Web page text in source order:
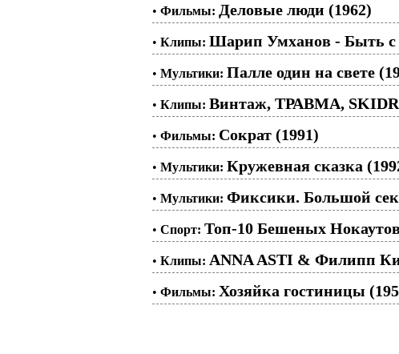
• Фильмы: Деловые люди (1962)
• Клипы: Шарип Умханов - Быть с
• Мультики: Палле один на свете
• Клипы: Винтаж, ТРАВМА,
• Фильмы: Сократ (1991)
• Мультики: Кружевная сказка
• Мультики: Фиксики. Большой
• Спорт: Топ-10 Бешеных
• Клипы: ANNA ASTI & Филипп
• Фильмы: Хозяйка гостиницы